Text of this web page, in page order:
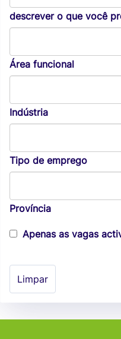
descrever o que você
Área funcional
Indústria
Tipo de emprego
Província
Apenas as vagas
Limpar